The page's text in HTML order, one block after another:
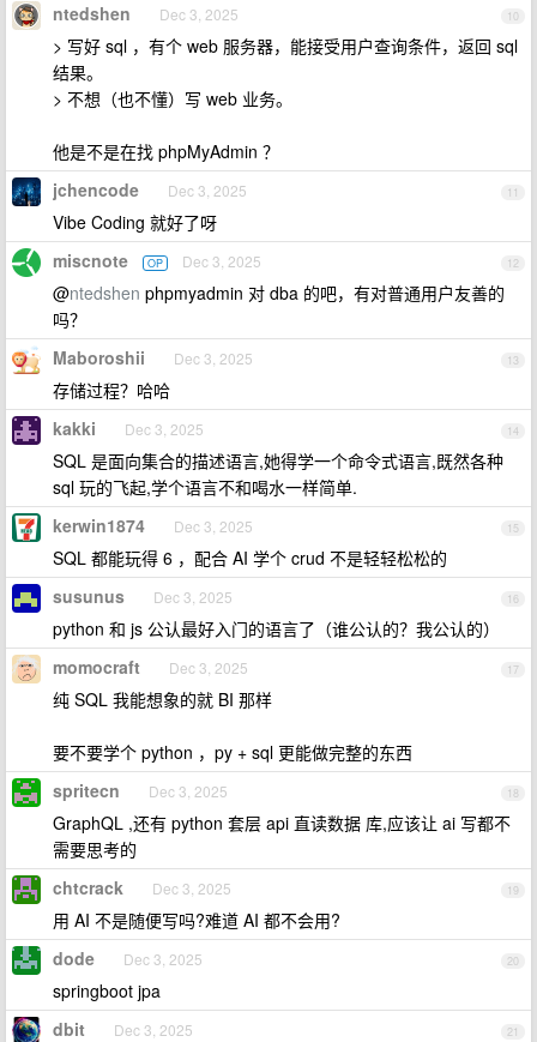
10
ntedshen Dec 3, 2025
> 写好 sql ，有个 web 服务器，能接受用户查询条件，返回 sql
结果。
> 不想（也不懂）写 web 业务。
他是不是在找 phpMyAdmin ？
11
jchencode Dec 3, 2025
Vibe Coding 就好了呀
12
miscnote OP Dec 3, 2025
@ntedshen phpmyadmin 对 dba 的吧，有对普通用户友善的
吗？
13
Maboroshii Dec 3, 2025
存储过程？哈哈
14
kakki Dec 3, 2025
SQL 是面向集合的描述语言,她得学一个命令式语言,既然各种
sql 玩的飞起,学个语言不和喝水一样简单.
15
kerwin1874 Dec 3, 2025
SQL 都能玩得 6 ，配合 AI 学个 crud 不是轻轻松松的
16
susunus Dec 3, 2025
python 和 js 公认最好入门的语言了（谁公认的？我公认的）
17
momocraft Dec 3, 2025
纯 SQL 我能想象的就 BI 那样
要不要学个 python ，py + sql 更能做完整的东西
18
spritecn Dec 3, 2025
GraphQL ,还有 python 套层 api 直读数据 库,应该让 ai 写都不
需要思考的
19
chtcrack Dec 3, 2025
用 AI 不是随便写吗?难道 AI 都不会用?
20
dode Dec 3, 2025
springboot jpa
21
dbit Dec 3, 2025